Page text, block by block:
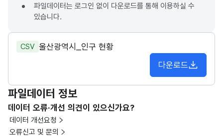
파일데이터는 로그인 없이 다운로드를 통해 이용하실 수
있습니다.
CSV 울산광역시_인구 현황
다운로드
파일데이터 정보
데이터 오류·개선 의견이 있으신가요?
데이터 개선요청
오류신고 및 문의